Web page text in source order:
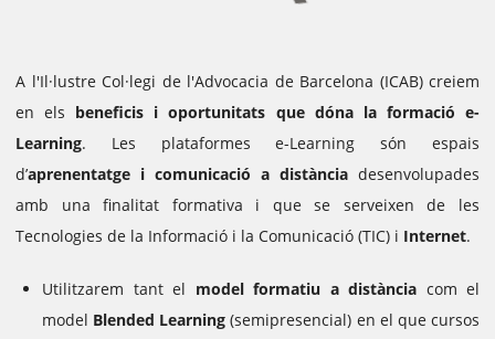
A l'Il·lustre Col·legi de l'Advocacia de Barcelona (ICAB) creiem
en els beneficis i oportunitats que dóna la formació e-
Learning. Les plataformes e-Learning són espais
d’aprenentatge i comunicació a distància desenvolupades
amb una finalitat formativa i que se serveixen de les
Tecnologies de la Informació i la Comunicació (TIC) i Internet.
Utilitzarem tant el model formatiu a distància com el
model Blended Learning(semipresencial) en el que cursos